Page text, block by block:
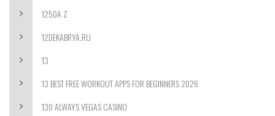
1250A Z
12DEKABRYA.RU
13
13 BEST FREE WORKOUT APPS FOR BEGINNERS 2026
130 ALWAYS VEGAS CASINO